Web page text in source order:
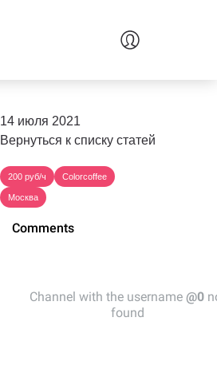
14 июля 2021
Вернуться к списку статей
200 руб/ч Colorcoffee
Москва